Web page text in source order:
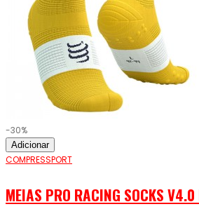
-30%
Adicionar
COMPRESSPORT
MEIAS PRO RACING SOCKS